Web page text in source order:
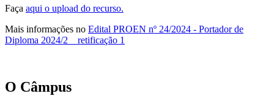
Faça aqui o upload do recurso.
Mais informações no Edital PROEN nº 24/2024 - Portador de
Diploma 2024/2 _ retificação 1
O Câmpus